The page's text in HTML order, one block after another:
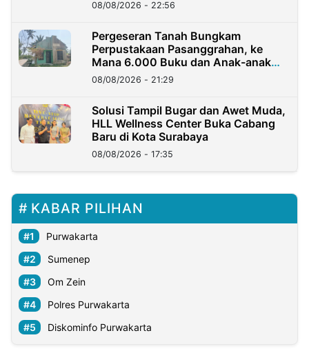
08/08/2026 - 22:56
Pergeseran Tanah Bungkam
Perpustakaan Pasanggrahan, ke
Mana 6.000 Buku dan Anak-anak
Kini?
08/08/2026 - 21:29
Solusi Tampil Bugar dan Awet Muda,
HLL Wellness Center Buka Cabang
Baru di Kota Surabaya
08/08/2026 - 17:35
KABAR PILIHAN
Purwakarta
Sumenep
Om Zein
Polres Purwakarta
Diskominfo Purwakarta